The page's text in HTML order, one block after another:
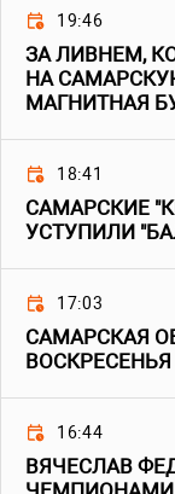
19:46
ЗА ЛИВНЕМ,
НА
МАГНИТНАЯ
18:41
САМАРСКИЕ
УСТУПИЛИ
17:03
САМАРСКАЯ
16:44
ВЯЧЕСЛАВ